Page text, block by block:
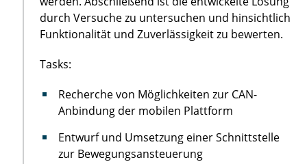
durch Versuche zu untersuchen und hinsichtlich
Funktionalität und Zuverlässigkeit zu bewerten.
Tasks:
Recherche von Möglichkeiten zur CAN-
Anbindung der mobilen Plattform
Entwurf und Umsetzung einer Schnittstelle
zur Bewegungsansteuerung